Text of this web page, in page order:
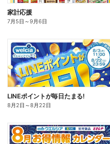
家計応援
7月5日 ～9月6日
LINEポイントが毎日たまる!
8月2日 ～8月22日